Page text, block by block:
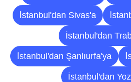
İstanbul'dan Sivas'a
İstanbul'dan
İstanbul'dan Şanlıurfa'ya
İstanbul'dan